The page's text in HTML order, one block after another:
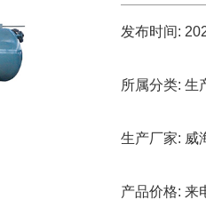
发布时间:
所属分类: 生
生产厂家: 威
产品价格: 来